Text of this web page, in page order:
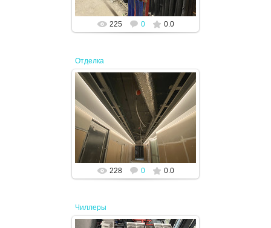
225 0 0.0
Отделка
19.04.2024
JENEK
228 0 0.0
Чиллеры